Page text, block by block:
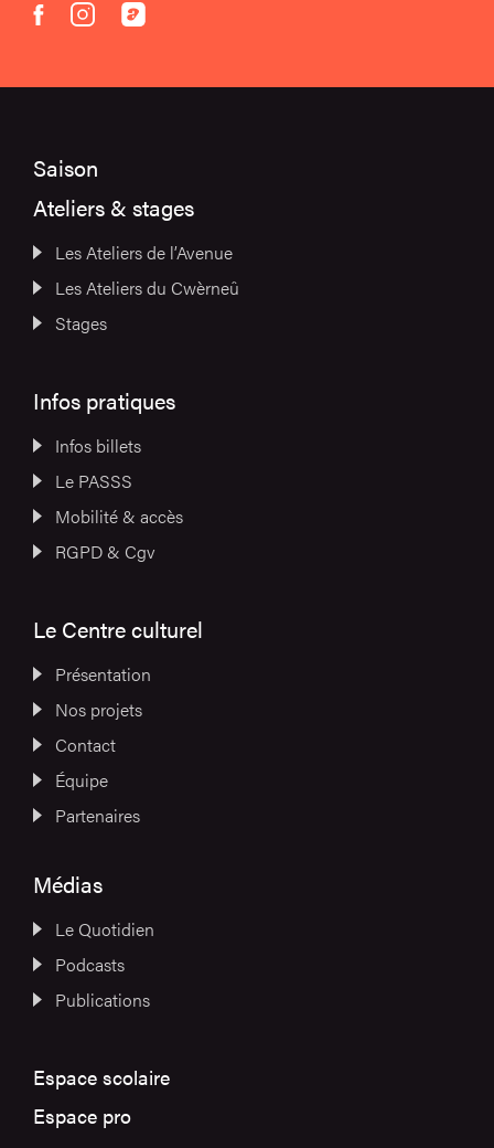
facebook
instagram
acast
Saison
Ateliers & stages
Les Ateliers de l’Avenue
Les Ateliers du Cwèrneû
Stages
Infos pratiques
Infos billets
Le PASSS
Mobilité & accès
RGPD & Cgv
Le Centre culturel
Présentation
Nos projets
Contact
Équipe
Partenaires
Médias
Le Quotidien
Podcasts
Publications
Espace scolaire
Espace pro